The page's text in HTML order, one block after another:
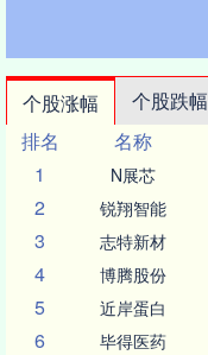
个股涨幅 个股跌幅
排名
名称
1
N展芯
2 锐翔智能
3 志特新材
4 博腾股份
5 近岸蛋白
6 毕得医药